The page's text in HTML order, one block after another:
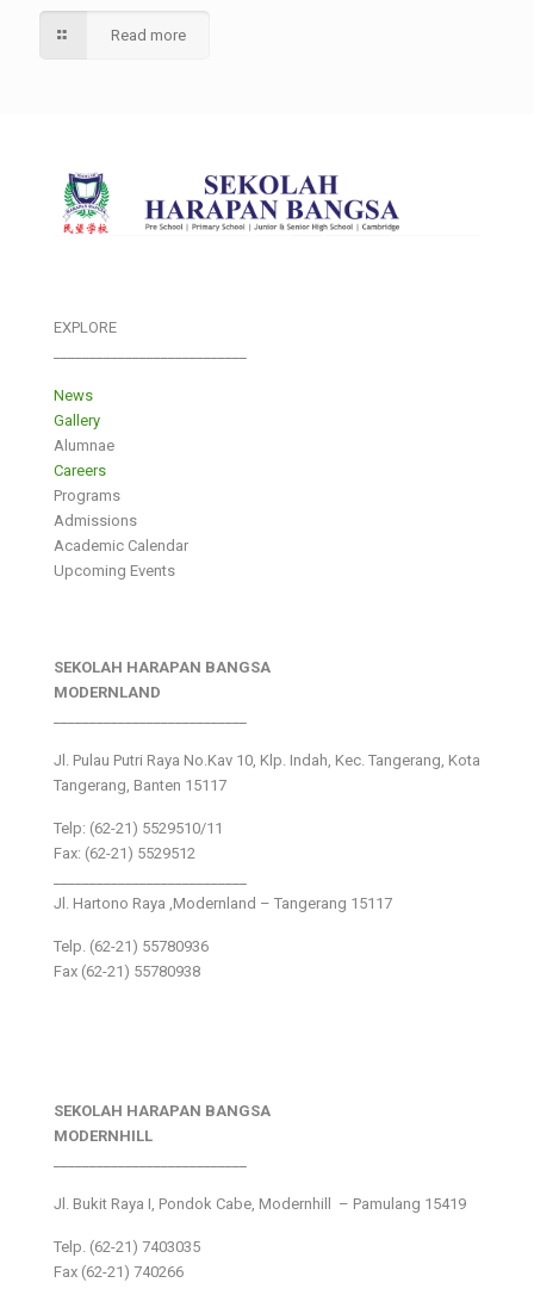
Read more
EXPLORE
News
Gallery
Alumnae
Careers
Programs
Admissions
Academic Calendar
Upcoming Events
SEKOLAH HARAPAN BANGSA
MODERNLAND
Jl. Pulau Putri Raya No.Kav 10, Klp. Indah, Kec. Tangerang, Kota
Tangerang, Banten 15117
Telp: (62-21) 5529510/11
Fax: (62-21) 5529512
Jl. Hartono Raya ,Modernland – Tangerang 15117
Telp. (62-21) 55780936
Fax (62-21) 55780938
SEKOLAH HARAPAN BANGSA
MODERNHILL
Jl. Bukit Raya I, Pondok Cabe, Modernhill – Pamulang 15419
Telp. (62-21) 7403035
Fax (62-21) 740266